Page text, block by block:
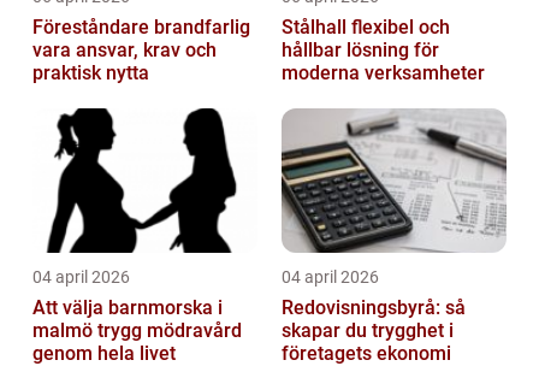
Föreståndare brandfarlig
vara ansvar, krav och
praktisk nytta
Stålhall flexibel och
hållbar lösning för
moderna verksamheter
04 april 2026
Att välja barnmorska i
malmö trygg mödravård
genom hela livet
04 april 2026
Redovisningsbyrå: så
skapar du trygghet i
företagets ekonomi